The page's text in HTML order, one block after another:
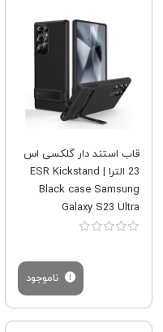
قاب استند دار گلکسی اس
23 الترا | ESR Kickstand
Black case Samsung
Galaxy S23 Ultra
ناموجود